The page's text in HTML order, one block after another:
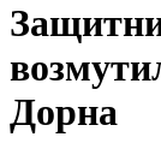
Дорна